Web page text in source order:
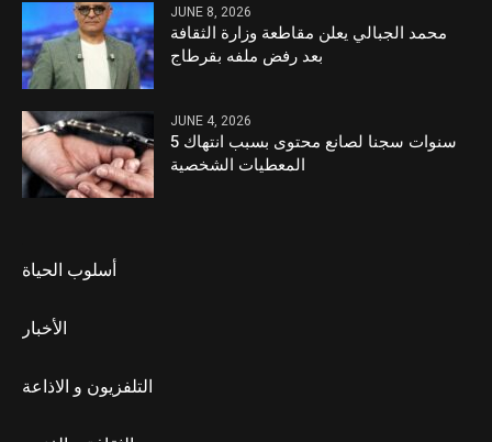
JUNE 8, 2026
محمد الجبالي يعلن مقاطعة وزارة الثقافة
بعد رفض ملفه بقرطاج
JUNE 4, 2026
5 سنوات سجنا لصانع محتوى بسبب انتهاك
المعطيات الشخصية
أسلوب الحياة
الأخبار
التلفزيون و الاذاعة